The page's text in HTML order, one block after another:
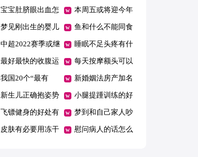
宝宝肚脐眼出血怎
么回事
本周五或将迎今年
油价首跌
梦见刚出生的婴儿
满嘴牙
鱼和什么不能同食
中超2022赛季或继
续赛会制空场举行
睡眠不足头疼有什
么好办法
最好最快的收腹运
动是什么
每天按摩额头可以
消除皱纹吗
我国20个“最有
钱”城市公布
新婚姻法房产加名
无效是吗
新生儿正确抱姿势
图解
小腿提踵训练的好
处
飞镖健身的好处有
哪些
梦到和自己家人吵
架哭了
皮肤有必要用冻干 慰问病人的话怎么